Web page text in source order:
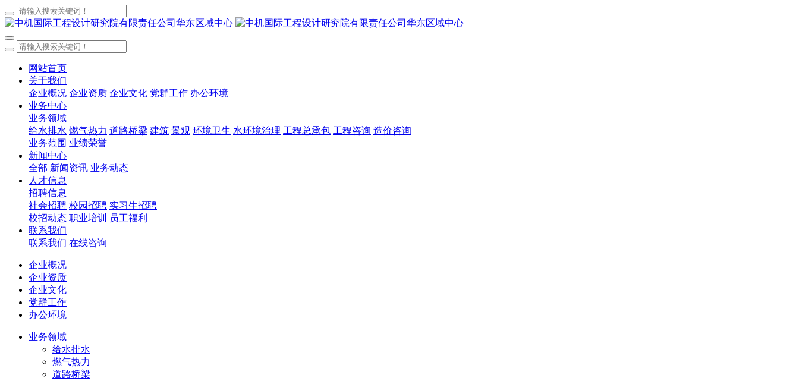
网站首页
关于我们
企业概况 企业资质 企业文化 党群工作 办公环境
业务中心
业务领域
给水排水 燃气热力 道路桥梁 建筑 景观 环境卫生 水环境治理 工程总承包 工程咨询 造价咨询
业务范围 业绩荣誉
新闻中心
全部 新闻资讯 业务动态
人才信息
招聘信息
社会招聘 校园招聘 实习生招聘
校招动态 职业培训
员工福利
联系我们
联系我们 在线咨询
企业概况
企业资质
企业文化
党群工作
办公环境
业务领域
给水排水
燃气热力
道路桥梁